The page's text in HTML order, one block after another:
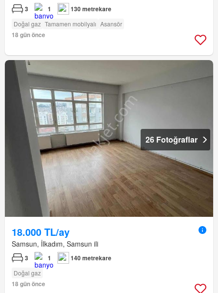
3 1 130 metrekare
Doğal gaz Tamamen mobilyalı Asansör
18 gün önce
26 Fotoğraflar
18.000 TL/ay
Samsun, İlkadım, Samsun ili
3 1 140 metrekare
Doğal gaz
18 gün önce